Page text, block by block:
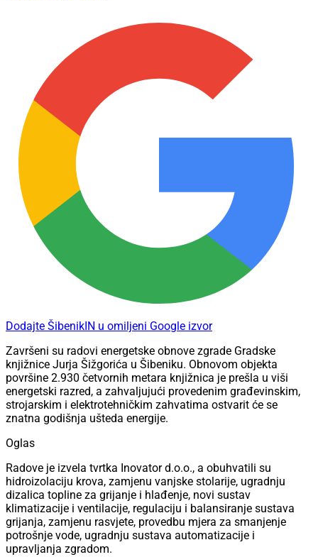
Dodajte ŠibenikIN u omiljeni Google izvor
Završeni su radovi energetske obnove zgrade Gradske
knjižnice Jurja Šižgorića u Šibeniku. Obnovom objekta
površine 2.930 četvornih metara knjižnica je prešla u viši
energetski razred, a zahvaljujući provedenim građevinskim,
strojarskim i elektrotehničkim zahvatima ostvarit će se
znatna godišnja ušteda energije.
Oglas
Radove je izvela tvrtka Inovator d.o.o., a obuhvatili su
hidroizolaciju krova, zamjenu vanjske stolarije, ugradnju
dizalica topline za grijanje i hlađenje, novi sustav
klimatizacije i ventilacije, regulaciju i balansiranje sustava
grijanja, zamjenu rasvjete, provedbu mjera za smanjenje
potrošnje vode, ugradnju sustava automatizacije i
upravljanja zgradom.